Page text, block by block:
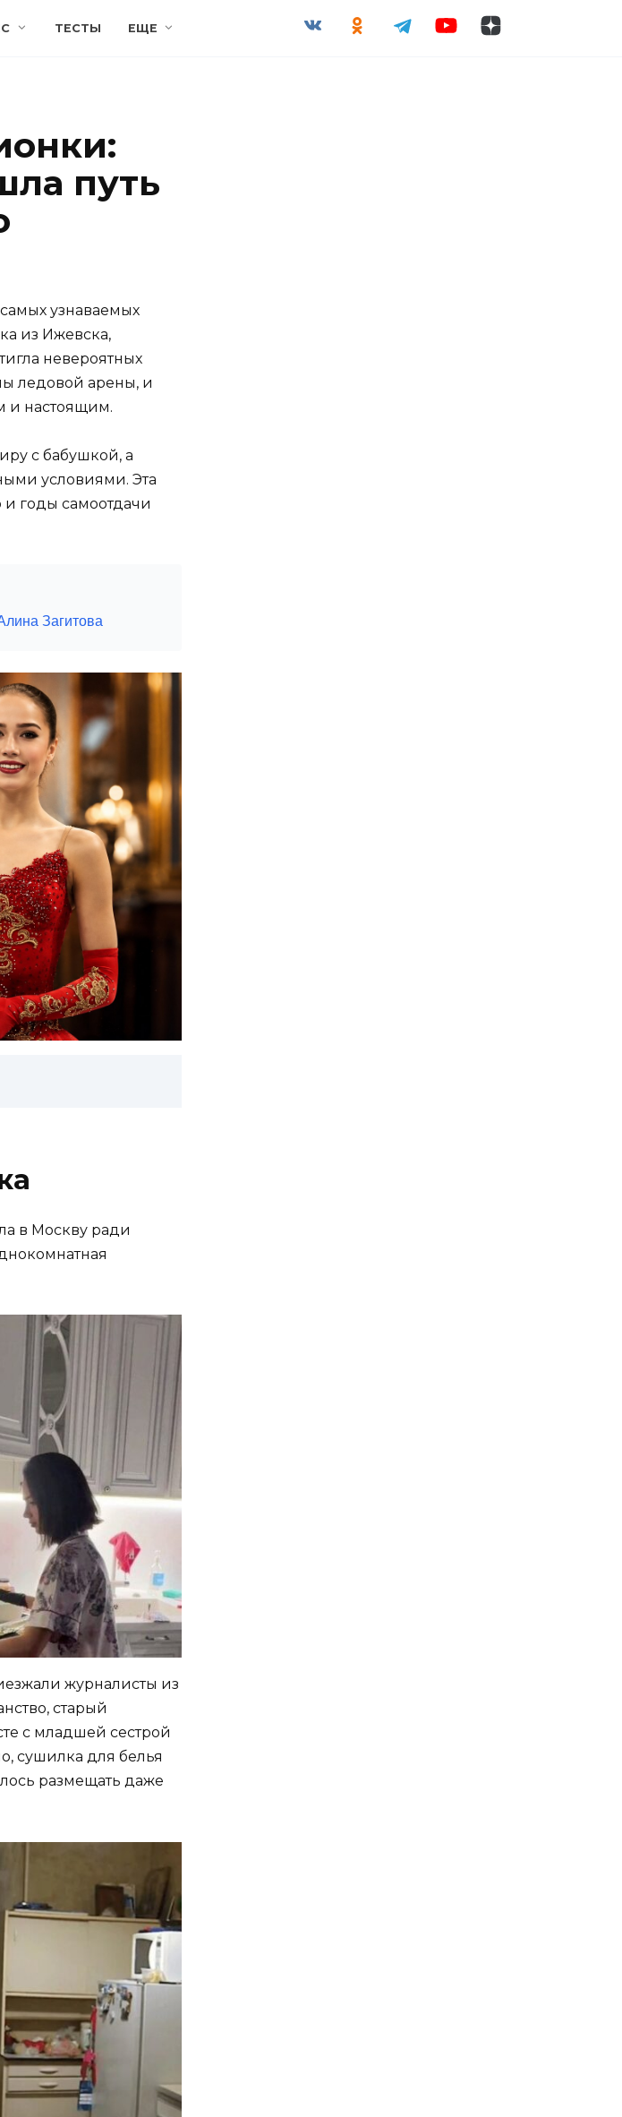
ТЕСТЫ ЕЩЕ
путь
узнаваемых
из Ижевска,
невероятных
ледовой арены, и
и настоящим.
с бабушкой, а
условиями. Эта
и годы самоотдачи
Загитова
в Москву ради
журналисты из
старый
с младшей сестрой
сушилка для белья
размещать даже